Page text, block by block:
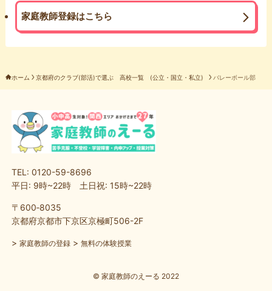
家庭教師登録はこちら
ホーム 京都府のクラブ(部活)で選ぶ 高校一覧 (公立・国立・私立) バレーボール部
TEL: 0120-59-8696
平日: 9時~22時 土日祝: 15時~22時
〒600‐8035
京都府京都市下京区京極町506-2F
> 家庭教師の登録> 無料の体験授業
© 家庭教師のえーる 2022